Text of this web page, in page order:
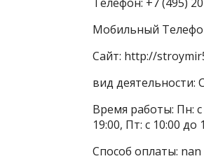
Мобильный
Сайт: http://
вид деятельности:
Время работы: Пн: с
19:00, Пт: с 10:00 до
Способ оплаты: nan